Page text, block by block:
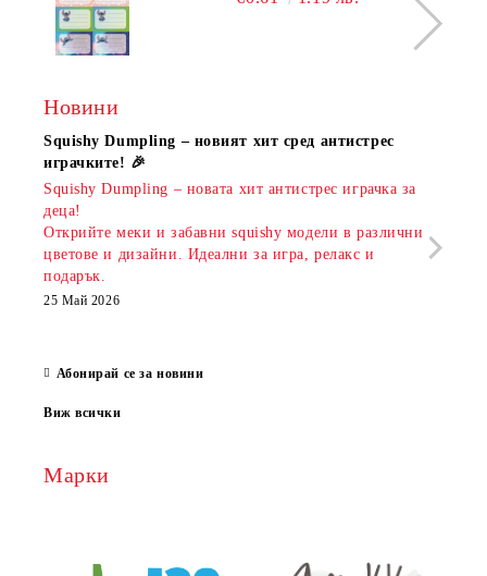
Новини
Squishy Dumpling – новият хит сред антистрес
играчките! 🎉
Squishy Dumpling – новата хит антистрес играчка за
деца!
Открийте меки и забавни squishy модели в различни
цветове и дизайни. Идеални за игра, релакс и
подарък.
25 Май 2026
Абонирай се за новини
Виж всички
Марки